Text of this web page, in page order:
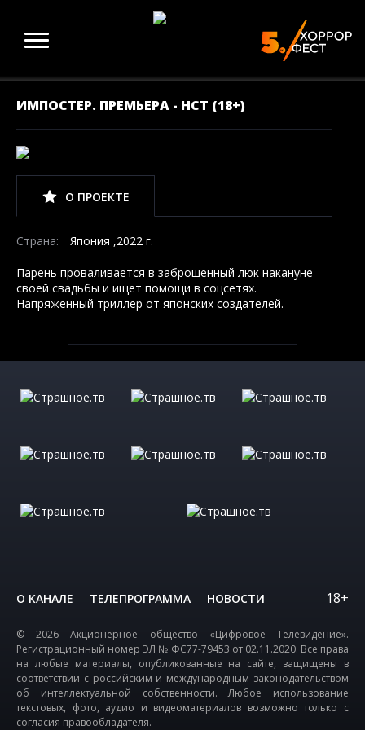
ИМПОСТЕР. ПРЕМЬЕРА - НСТ (18+)
О ПРОЕКТЕ
Страна: Япония ,2022 г.
Парень проваливается в заброшенный люк накануне
своей свадьбы и ищет помощи в соцсетях.
Напряженный триллер от японских создателей.
О КАНАЛЕ ТЕЛЕПРОГРАММА НОВОСТИ 18+
© 2026 Акционерное общество «Цифровое Телевидение».
Регистрационный номер ЭЛ № ФС77-79453 от 02.11.2020. Все права
на любые материалы, опубликованные на сайте, защищены в
соответствии с российским и международным законодательством
об интеллектуальной собственности. Любое использование
текстовых, фото, аудио и видеоматериалов возможно только с
согласия правообладателя.